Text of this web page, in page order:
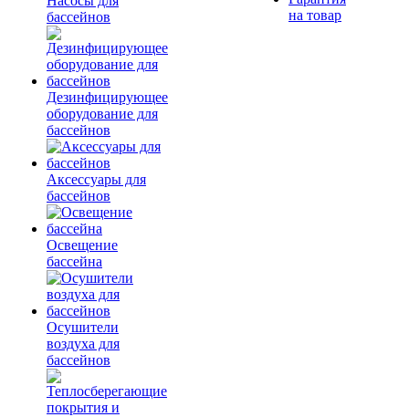
бассейнов
Дезинфицирующее
оборудование для
бассейнов
Аксессуары для
бассейнов
Освещение
бассейна
Осушители
воздуха для
бассейнов
на товар